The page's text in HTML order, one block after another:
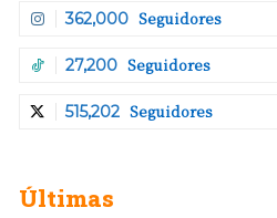
362,000 Seguidores
27,200 Seguidores
515,202 Seguidores
Últimas